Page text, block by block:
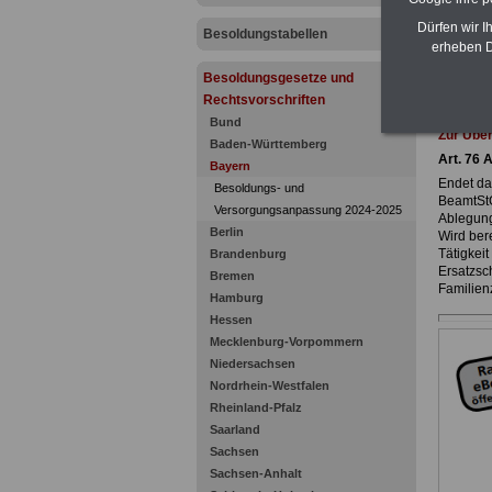
Besoldungstabellen
Besoldungsgesetze und
Rechtsvorschriften
Bund
Baden-Württemberg
Bayern
Besoldungs- und
Versorgungsanpassung 2024-2025
Berlin
Brandenburg
Bremen
Hamburg
Hessen
Mecklenburg-Vorpommern
Niedersachsen
Nordrhein-Westfalen
Rheinland-Pfalz
Saarland
Sachsen
Sachsen-Anhalt
Zur
Art. 76
Endet
Wird
Dürfen wir
erheben